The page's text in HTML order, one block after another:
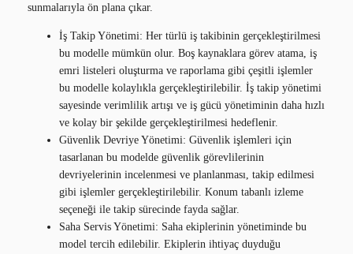
sunmalarıyla ön plana çıkar.
İş Takip Yönetimi: Her türlü iş takibinin gerçekleştirilmesi
bu modelle mümkün olur. Boş kaynaklara görev atama, iş
emri listeleri oluşturma ve raporlama gibi çeşitli işlemler
bu modelle kolaylıkla gerçekleştirilebilir. İş takip yönetimi
sayesinde verimlilik artışı ve iş gücü yönetiminin daha hızlı
ve kolay bir şekilde gerçekleştirilmesi hedeflenir.
Güvenlik Devriye Yönetimi: Güvenlik işlemleri için
tasarlanan bu modelde güvenlik görevlilerinin
devriyelerinin incelenmesi ve planlanması, takip edilmesi
gibi işlemler gerçekleştirilebilir. Konum tabanlı izleme
seçeneği ile takip sürecinde fayda sağlar.
Saha Servis Yönetimi: Saha ekiplerinin yönetiminde bu
model tercih edilebilir. Ekiplerin ihtiyaç duyduğu